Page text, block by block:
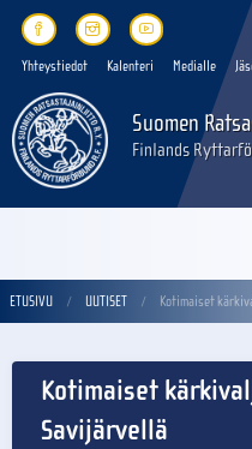
Yhteystiedot Kalenteri Medialle
Suomen
Finlands
ETUSIVU UUTISET Kotimaiset
Kotimaiset
Savijärvellä